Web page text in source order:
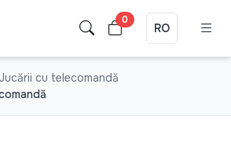
0
RO
Jucării cu telecomandă